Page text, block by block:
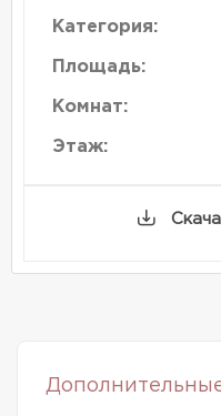
Категория:
Площадь:
Комнат:
Этаж: